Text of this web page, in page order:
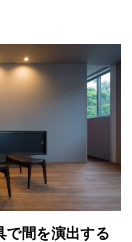
で間を演出する